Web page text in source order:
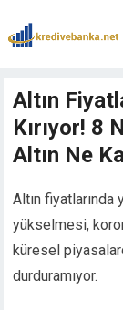
Hacklink panel
Hacklink
Hacklink
Hacklink
Hacklink panel
Hacklink panel
Hacklink panel
Hacklink panel
Altın
Kırıyor! 8
Altın Ne
Altın
yükselmesi,
küresel
durduramıyor.